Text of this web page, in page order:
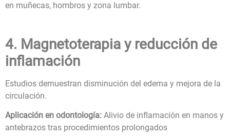
en muñecas, hombros y zona lumbar.
4. Magnetoterapia y reducción de
inflamación
Estudios demuestran disminución del edema y mejora de la
circulación.
Aplicación en odontología: Alivio de inflamación en manos y
antebrazos tras procedimientos prolongados